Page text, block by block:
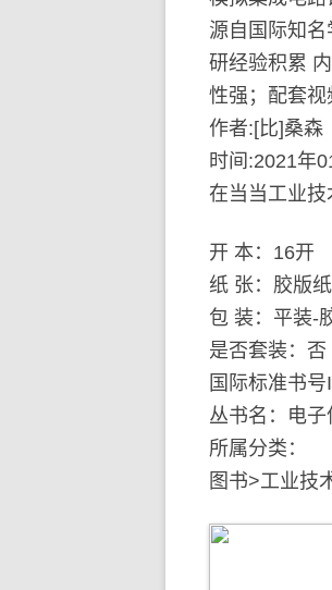
源自国际知
研经验积累
性强；配套视
作者:[比]桑森
时间:2021年
在当当工业
开 本：16开
纸 张：胶版纸
包 装：平装-
是否套装：否
国际标准书
丛书名：电
所属分类：
图书>工业技